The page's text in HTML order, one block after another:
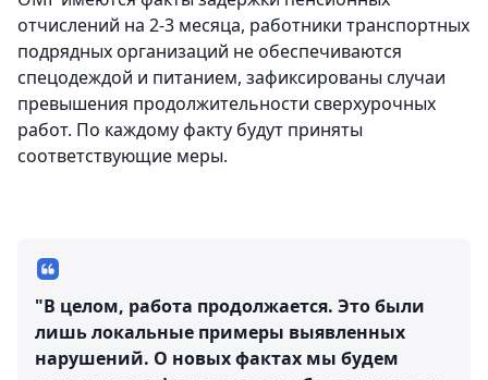
отчислений на 2-3 месяца, работники транспортных
подрядных организаций не обеспечиваются
спецодеждой и питанием, зафиксированы случаи
превышения продолжительности сверхурочных
работ. По каждому факту будут приняты
соответствующие меры.
"В целом, работа продолжается. Это были
лишь локальные примеры выявленных
нарушений. О новых фактах мы будем